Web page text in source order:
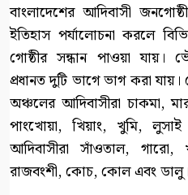
বাংলাদেশের আদিবাসী
ইতিহাস পর্যালোচনা করলে
গোষ্ঠীর সন্ধান পাওয়া যায়।
প্রধানত দুটি ভাগে ভাগ করা
অঞ্চলের আদিবাসীরা চাকমা,
পাংখোয়া, খিয়াং, খুমি,
আদিবাসীরা সাঁওতাল, গারো,
রাজবংশী, কোচ, কোল এবং ডালু।